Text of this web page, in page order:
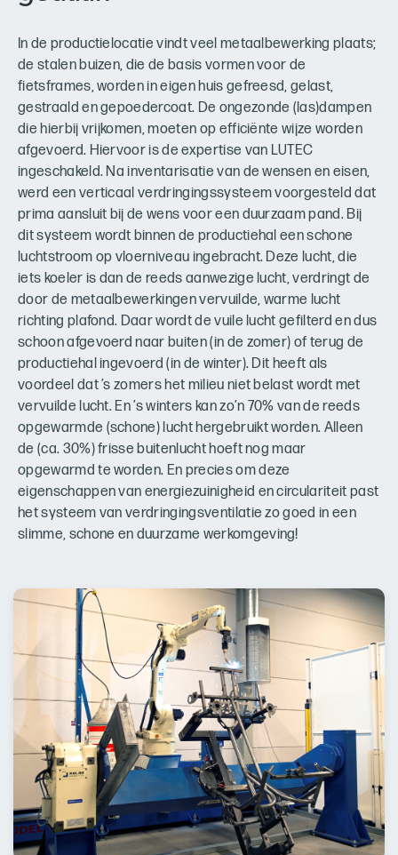
In de productielocatie vindt veel metaalbewerking plaats;
de stalen buizen, die de basis vormen voor de
fietsframes, worden in eigen huis gefreesd, gelast,
gestraald en gepoedercoat. De ongezonde (las)dampen
die hierbij vrijkomen, moeten op efficiënte wijze worden
afgevoerd. Hiervoor is de expertise van LUTEC
ingeschakeld. Na inventarisatie van de wensen en eisen,
werd een verticaal verdringingssysteem voorgesteld dat
prima aansluit bij de wens voor een duurzaam pand. Bij
dit systeem wordt binnen de productiehal een schone
luchtstroom op vloerniveau ingebracht. Deze lucht, die
iets koeler is dan de reeds aanwezige lucht, verdringt de
door de metaalbewerkingen vervuilde, warme lucht
richting plafond. Daar wordt de vuile lucht gefilterd en dus
schoon afgevoerd naar buiten (in de zomer) of terug de
productiehal ingevoerd (in de winter). Dit heeft als
voordeel dat ’s zomers het milieu niet belast wordt met
vervuilde lucht. En ’s winters kan zo’n 70% van de reeds
opgewarmde (schone) lucht hergebruikt worden. Alleen
de (ca. 30%) frisse buitenlucht hoeft nog maar
opgewarmd te worden. En precies om deze
eigenschappen van energiezuinigheid en circulariteit past
het systeem van verdringingsventilatie zo goed in een
slimme, schone en duurzame werkomgeving!